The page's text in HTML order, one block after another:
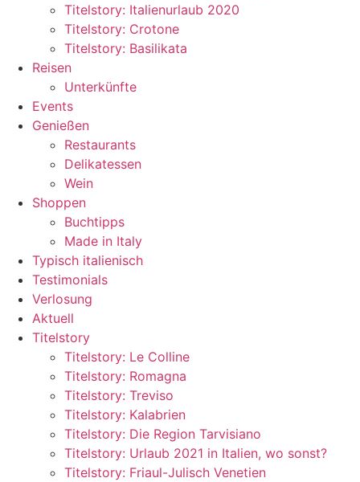
Titelstory: Italienurlaub 2020
Titelstory: Crotone
Titelstory: Basilikata
Reisen
Unterkünfte
Events
Genießen
Restaurants
Delikatessen
Wein
Shoppen
Buchtipps
Made in Italy
Typisch italienisch
Testimonials
Verlosung
Aktuell
Titelstory
Titelstory: Le Colline
Titelstory: Romagna
Titelstory: Treviso
Titelstory: Kalabrien
Titelstory: Die Region Tarvisiano
Titelstory: Urlaub 2021 in Italien, wo sonst?
Titelstory: Friaul-Julisch Venetien